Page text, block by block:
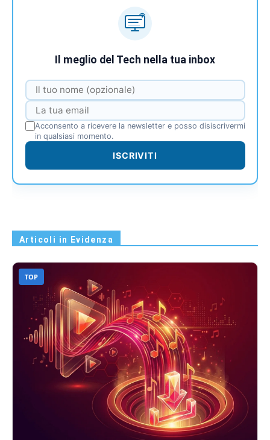
Il meglio del Tech nella tua inbox
Acconsento a ricevere la newsletter e posso disiscrivermi
in qualsiasi momento.
ISCRIVITI
Articoli in Evidenza
TOP